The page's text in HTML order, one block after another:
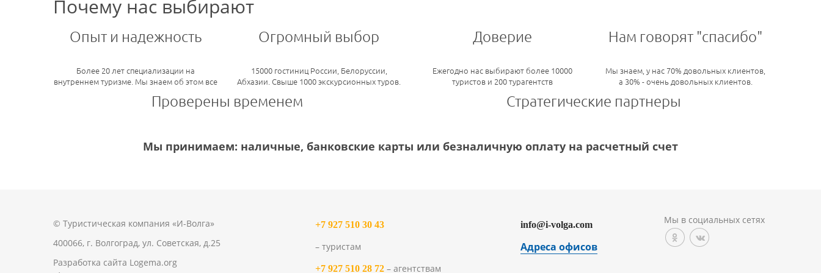
Почему нас выбирают
Опыт и надежность
Более 20 лет специализации на
внутреннем туризме. Мы знаем об этом все
Огромный выбор
15000 гостиниц России, Белоруссии,
Абхазии. Свыше 1000 экскурсионных туров.
Доверие
Ежегодно нас выбирают более 10000
туристов и 200 турагентств
Нам говорят "спасибо"
Мы знаем, у нас 70% довольных клиентов,
а 30% - очень довольных клиентов.
Проверены временем Стратегические партнеры
Мы принимаем: наличные, банковские карты или безналичную оплату на расчетный счет
© Туристическая компания «И-Волга»
400066, г. Волгоград, ул. Советская, д.25
Разработка сайта Logema.org
+7 927 510 30 43
– туристам
+7 927 510 28 72 – агентствам
info@i-volga.com
Адреса офисов
Мы в социальных сетях